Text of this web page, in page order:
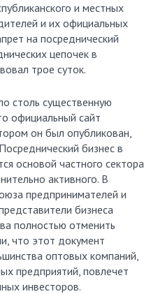
и местных
и их официальных
на посреднический
цепочек в
трое суток.
столь существенную
официальный сайт
он был опубликован,
бизнес в
основой частного сектора
активного. В
предпринимателей и
бизнеса
полностью отменить
что этот документ
оптовых компаний,
предприятий, повлечет
инвесторов.